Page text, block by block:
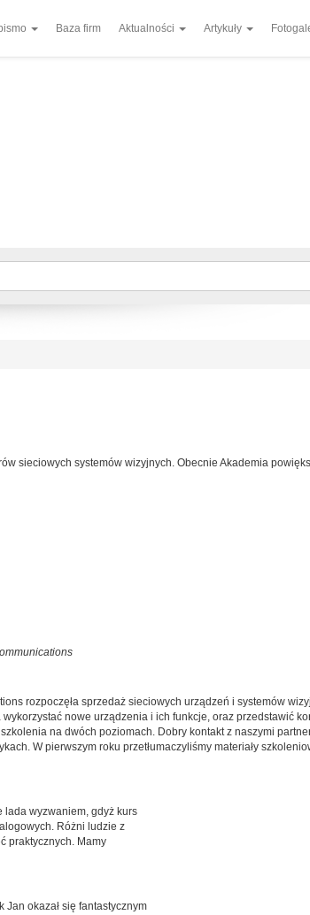
Baza firm Aktualności Artykuły
sieciowych systemów wizyjnych. Obecnie Akademia
rozpoczęła sprzedaż sieciowych urządzeń i systemów
nowe urządzenia i ich funkcje, oraz przedstawić
na dwóch poziomach. Dobry kontakt z naszymi
W pierwszym roku przetłumaczyliśmy materiały
lada wyzwaniem, gdyż kurs
Różni ludzie z
praktycznych. Mamy
okazał się fantastycznym